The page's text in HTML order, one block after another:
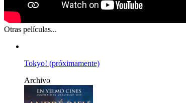
Otras películas...
Tokyo! (próximamente)
Archivo